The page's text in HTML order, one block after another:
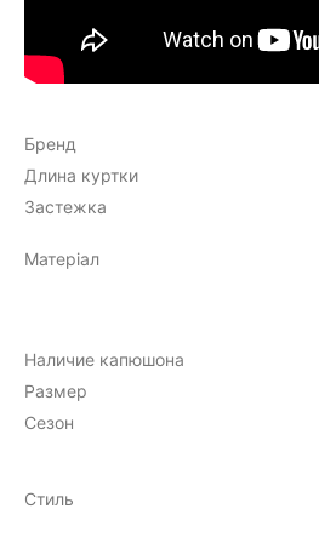
Бренд
Длина куртки
Застежка
Матеріал
Наличие капюшона
Размер
Сезон
Стиль